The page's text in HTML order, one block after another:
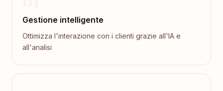
Gestione intelligente
Ottimizza l'interazione con i clienti grazie all'IA e
all'analisi